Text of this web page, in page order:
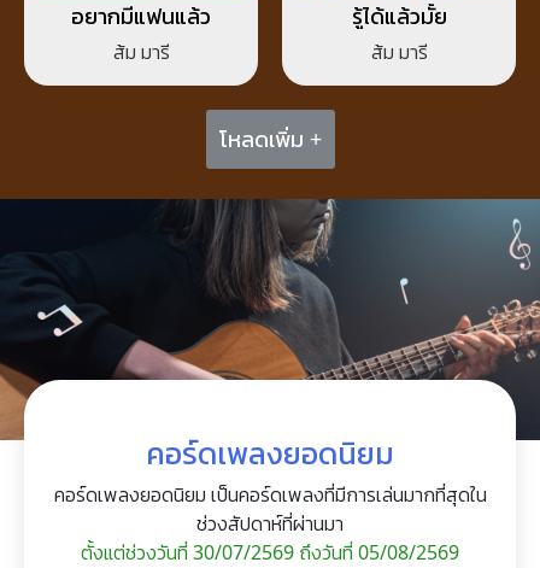
อยากมีแฟนแล้ว
ส้ม มารี
รู้ได้แล้วมั้ย
ส้ม มารี
โหลดเพิ่ม +
คอร์ดเพลงยอดนิยม
คอร์ดเพลงยอดนิยม เป็นคอร์ดเพลงที่มีการเล่นมากที่สุดใน
ช่วงสัปดาห์ที่ผ่านมา
ตั้งแต่ช่วงวันที่ 30/07/2569 ถึงวันที่ 05/08/2569